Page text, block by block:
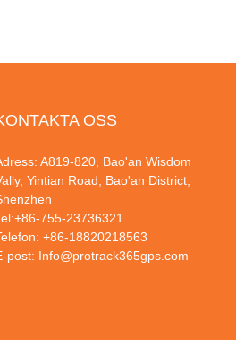
OSS
A819-820, Bao'an Wisdom
Yintian Road, Bao'an District,
+86-755-23736321
+86-18820218563
post: Info@protrack365gps.com